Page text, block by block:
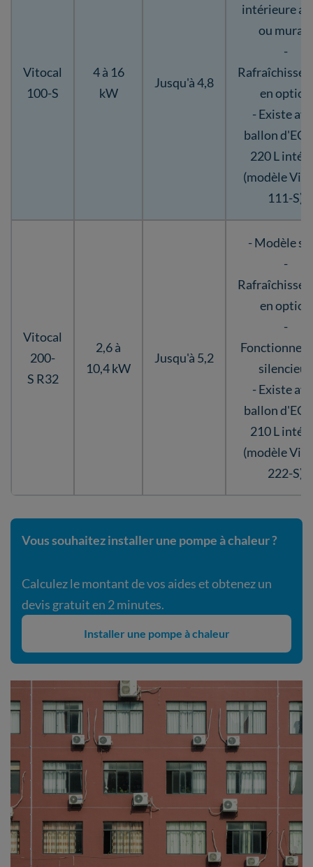
Vitocal
100-S
4 à 16
kW
Jusqu'à 4,8
intérieure
ou murale
-
en option
- Existe
ballon
220 L
(modèle
111-S)
Vitocal
200-
S R32
2,6 à
10,4 kW
Jusqu'à 5,2
- Modèle
-
en option
-
silencieux
- Existe
ballon
210 L
(modèle
222-S)
Vous souhaitez installer une pompe à chaleur ?
Calculez le montant de vos aides et obtenez un
devis gratuit en 2 minutes.
Installer une pompe à chaleur